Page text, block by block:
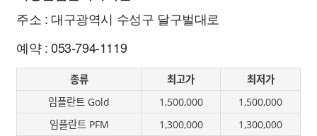
주소 : 대구광역시 수성구 달구벌대로
예약 : 053-794-1119
종류 최고가
최저가
임플란트 Gold
1,500,000
1,500,000
임플란트 PFM
1,300,000
1,300,000